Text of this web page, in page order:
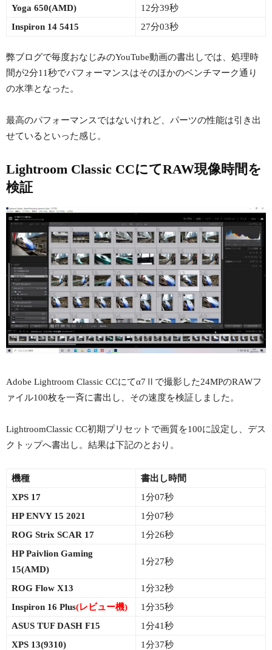
Yoga 650(AMD)
12分39秒
Inspiron 14 5415
27分03秒
弊ブログで毎度おなじみのYouTube動画の書出しでは、処理時
間が2分11秒でパフォーマンスはそのほかのベンチマーク通り
の水準となった。
最高のパフォーマンスではないけれど、パーツの性能は引き出
せているといった感じ。
Lightroom Classic CCにてRAW現像時間を
検証
Adobe Lightroom Classic CCにてα7Ⅱで撮影した24MPのRAWフ
ァイル100枚を一斉に書出し、その速度を検証しました。
LightroomClassic CC初期プリセットで画質を100に設定し、デス
クトップへ書出し。結果は下記のとおり。
機種
書出し時間
XPS 17
1分07秒
HP ENVY 15 2021
1分07秒
ROG Strix SCAR 17
1分26秒
HP Paivlion Gaming
15(AMD)
1分27秒
ROG Flow X13
1分32秒
Inspiron 16 Plus(レビュー機)
1分35秒
ASUS TUF DASH F15
1分41秒
XPS 13(9310)
1分37秒